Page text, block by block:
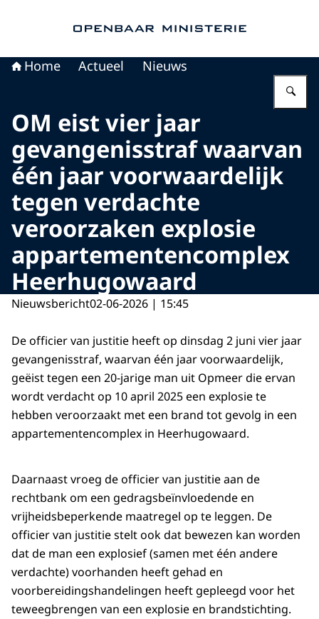
Home Actueel Nieuws
OM eist vier jaar
gevangenisstraf waarvan
één jaar voorwaardelijk
tegen verdachte
veroorzaken explosie
appartementencomplex
Heerhugowaard
Nieuwsbericht02-06-2026 | 15:45
De officier van justitie heeft op dinsdag 2 juni vier jaar
gevangenisstraf, waarvan één jaar voorwaardelijk,
geëist tegen een 20-jarige man uit Opmeer die ervan
wordt verdacht op 10 april 2025 een explosie te
hebben veroorzaakt met een brand tot gevolg in een
appartementencomplex in Heerhugowaard.
Daarnaast vroeg de officier van justitie aan de
rechtbank om een gedragsbeïnvloedende en
vrijheidsbeperkende maatregel op te leggen. De
officier van justitie stelt ook dat bewezen kan worden
dat de man een explosief (samen met één andere
verdachte) voorhanden heeft gehad en
voorbereidingshandelingen heeft gepleegd voor het
teweegbrengen van een explosie en brandstichting.